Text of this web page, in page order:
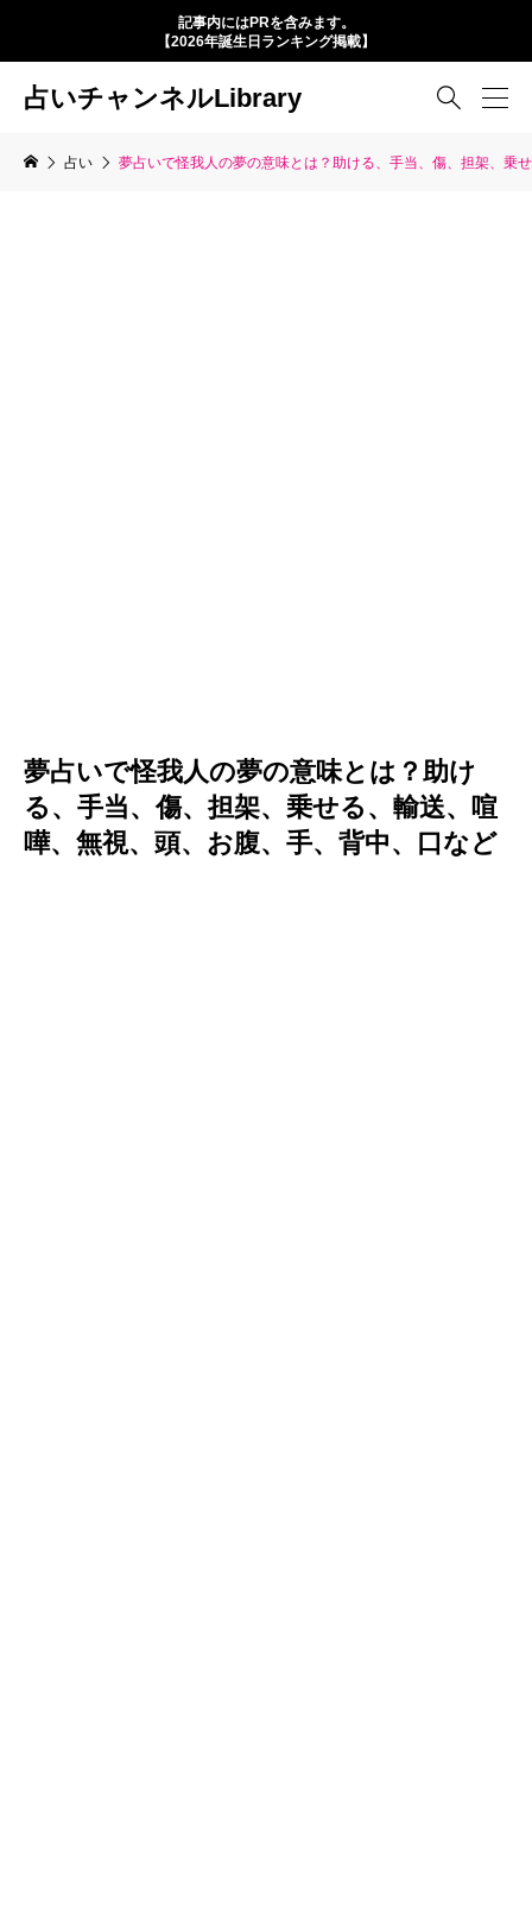
記事内にはPRを含みます。
【2026年誕生日ランキング掲載】
占いチャンネルLibrary 
占い 夢占いで怪我人の夢の意味とは？助ける、手当、傷、担架、乗
夢占いで怪我人の夢の意味とは？助け
る、手当、傷、担架、乗せる、輸送、喧
嘩、無視、頭、お腹、手、背中、口など